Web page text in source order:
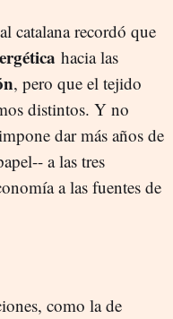
catalana recordó que
hacia las
, pero que el tejido
distintos. Y no
dar más años de
a las tres
a las fuentes de
como la de